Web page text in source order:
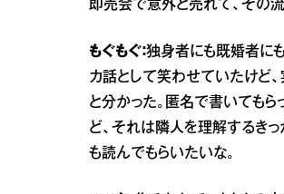
即売会で意外と売れて、その
もぐもぐ：独身者にも既婚者に
カ話として笑わせていたけど
と分かった。匿名で書いても
ど、それは隣人を理解するき
も読んでもらいたいな。